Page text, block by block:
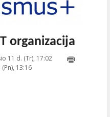
organizacija
11 d. (Tr), 17:02 2018-01-
13:16